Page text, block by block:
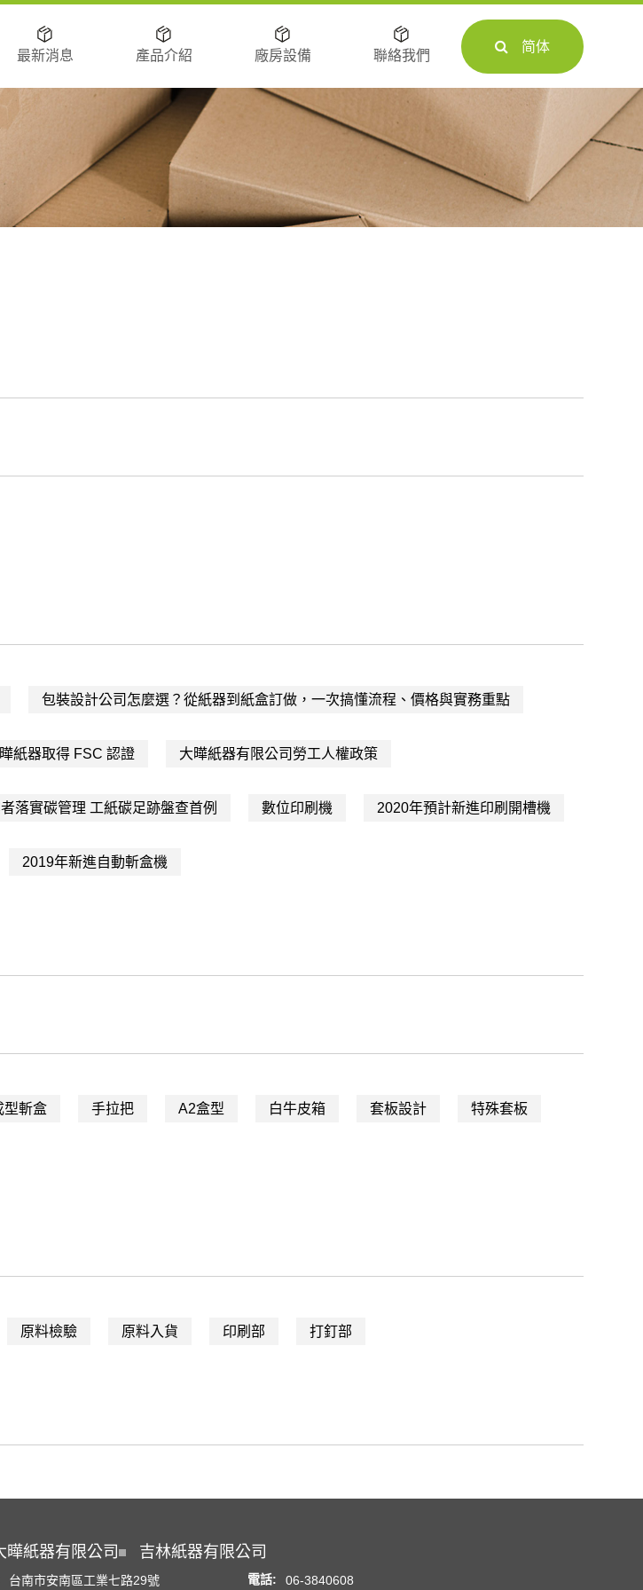
最新消息 產品介紹 廠房設備 聯絡我們
简体
包裝設計公司怎麼選？從紙器到紙盒訂做，一次搞懂流程、價格與實務重點
紙器取得 FSC 認證 大曄紙器有限公司勞工人權政策
落實碳管理 工紙碳足跡盤查首例 數位印刷機 2020年預計新進印刷開槽機
2019年新進自動斬盒機
型斬盒 手拉把 A2盒型 白牛皮箱 套板設計 特殊套板
原料檢驗 原料入貨 印刷部 打釘部
曄紙器有限公司 吉林紙器有限公司
台南市安南區工業七路29號 電話: 06-3840608